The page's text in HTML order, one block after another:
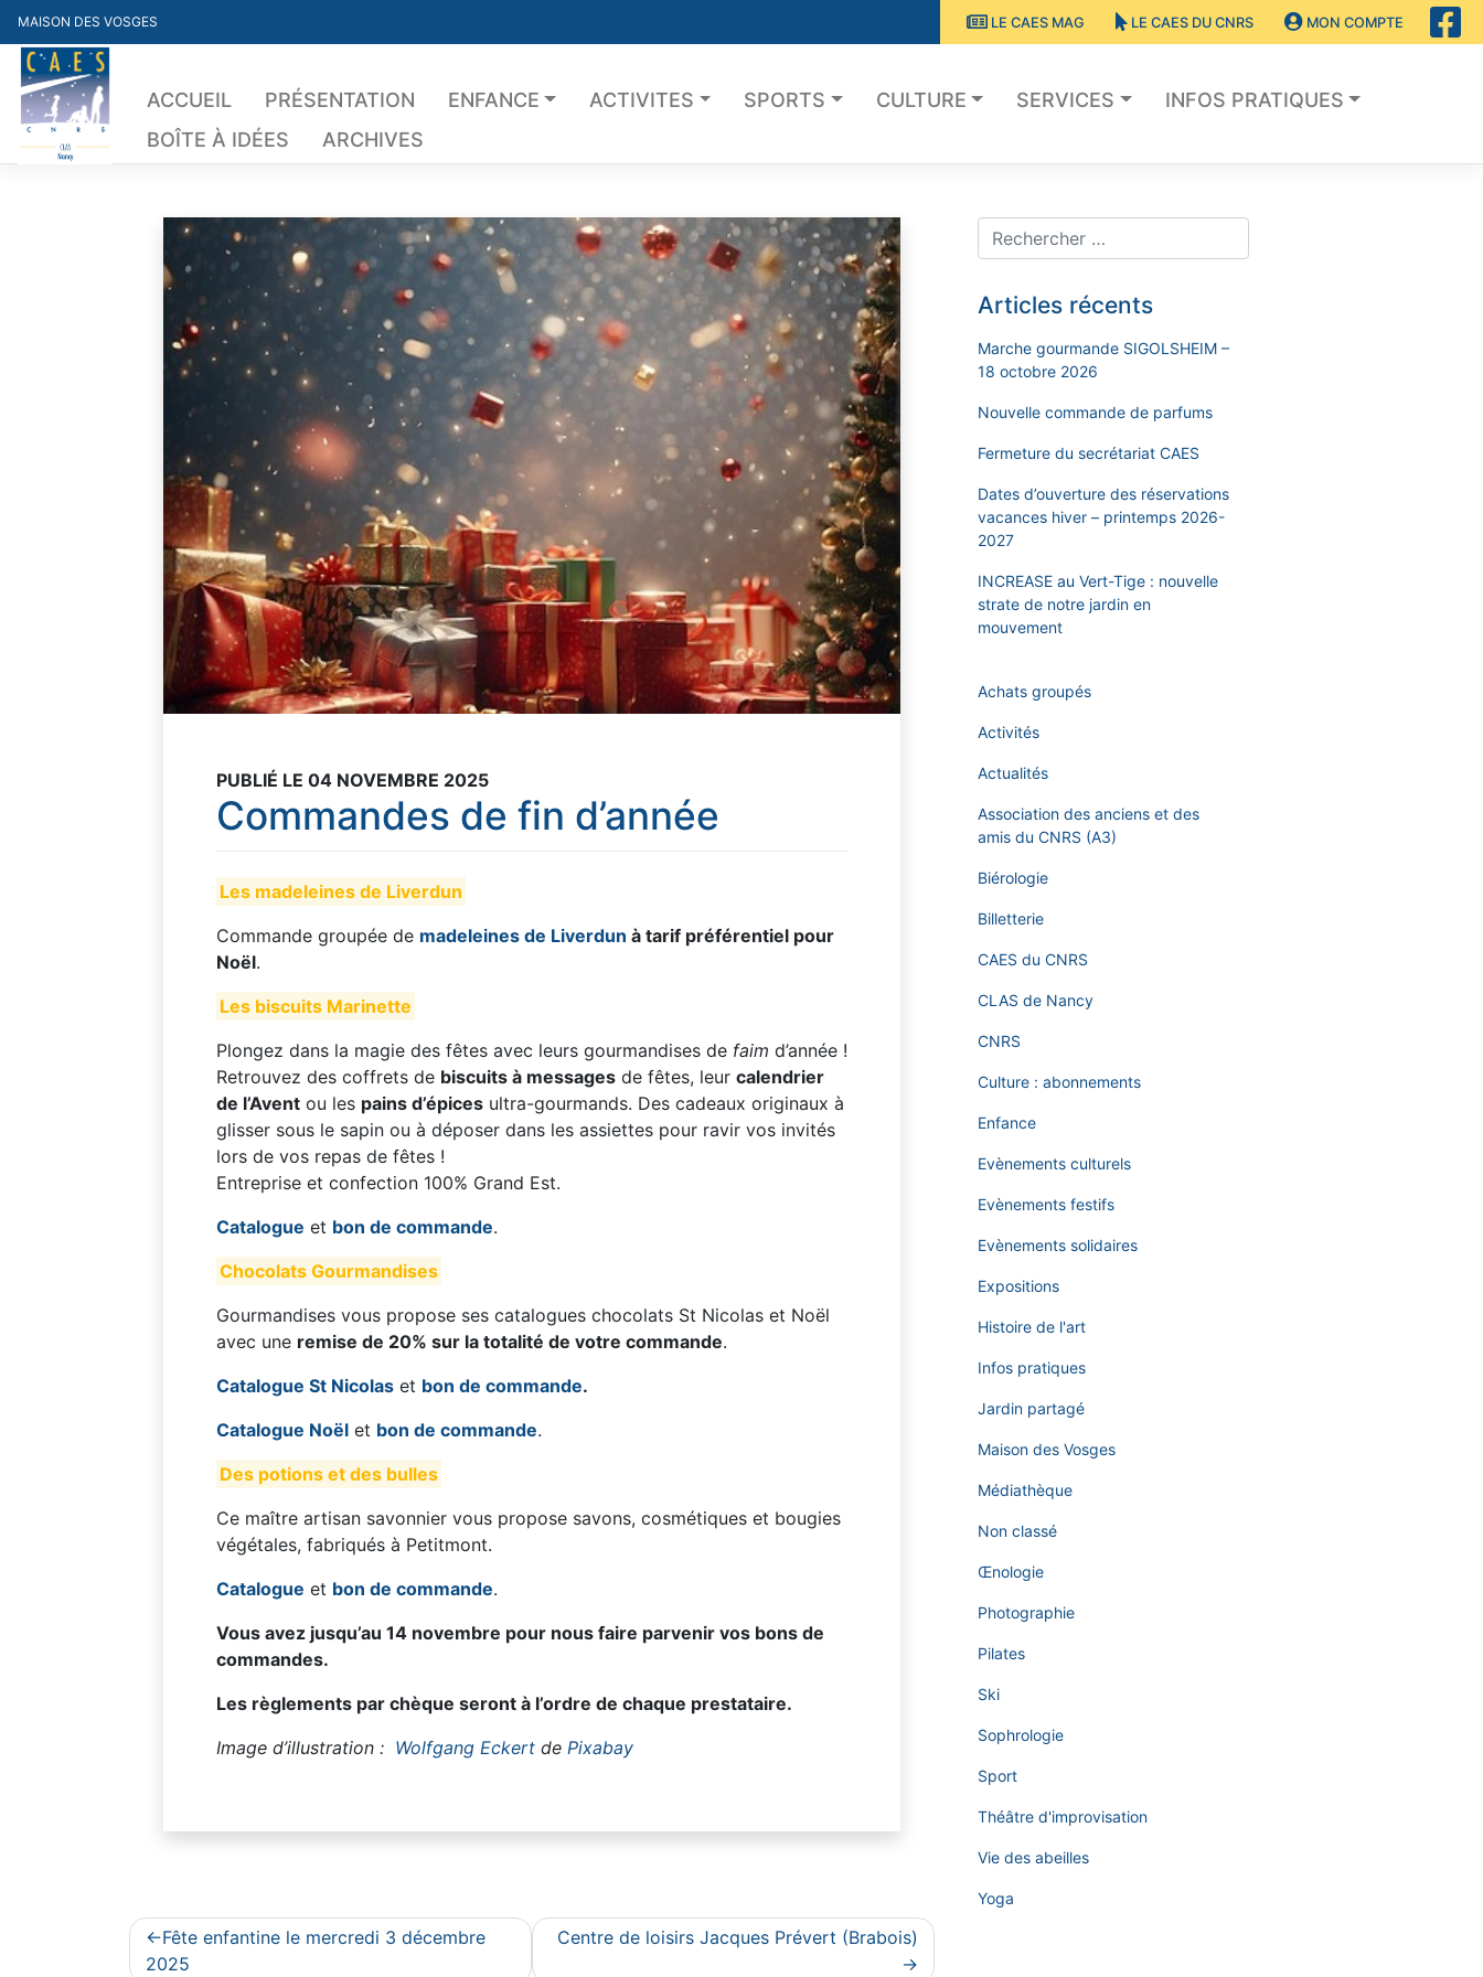
Skip
to
content
MAISON DES VOSGES LE CAES MAG LE CAES DU CNRS MON COMPTE
ACCUEIL PRÉSENTATION ENFANCE ACTIVITES SPORTS CULTURE SERVICES
INFOS PRATIQUES
BOÎTE À IDÉES
ARCHIVES
PUBLIÉ LE 04 NOVEMBRE 2025
Commandes de fin d’année
Les madeleines de Liverdun
Commande groupée de madeleines de Liverdun à tarif préférentiel pour
Noël.
Les biscuits Marinette
Plongez dans la magie des fêtes avec leurs gourmandises de faim d’année !
Retrouvez des coffrets de biscuits à messages de fêtes, leur calendrier
de l’Avent ou les pains d’épices ultra-gourmands. Des cadeaux originaux à
glisser sous le sapin ou à déposer dans les assiettes pour ravir vos invités
lors de vos repas de fêtes !
Entreprise et confection 100% Grand Est.
Catalogue et bon de commande.
Chocolats Gourmandises
Gourmandises vous propose ses catalogues chocolats St Nicolas et Noël
avec une remise de 20% sur la totalité de votre commande.
Catalogue St Nicolas et bon de commande.
Catalogue Noël et bon de commande.
Des potions et des bulles
Ce maître artisan savonnier vous propose savons, cosmétiques et bougies
végétales, fabriqués à Petitmont.
Catalogue et bon de commande.
Vous avez jusqu’au 14 novembre pour nous faire parvenir vos bons de
commandes.
Les règlements par chèque seront à l’ordre de chaque prestataire.
Image d’illustration : Wolfgang Eckert de Pixabay
Navigation
Fête enfantine le mercredi 3 décembre
2025
Centre de loisirs Jacques Prévert (Brabois)
Articles récents
Marche gourmande SIGOLSHEIM –
18 octobre 2026
Nouvelle commande de parfums
Fermeture du secrétariat CAES
Dates d’ouverture des réservations
vacances hiver – printemps 2026-
2027
INCREASE au Vert-Tige : nouvelle
strate de notre jardin en
mouvement
Achats groupés
Activités
Actualités
Association des anciens et des
amis du CNRS (A3)
Biérologie
Billetterie
CAES du CNRS
CLAS de Nancy
CNRS
Culture : abonnements
Enfance
Evènements culturels
Evènements festifs
Evènements solidaires
Expositions
Histoire de l'art
Infos pratiques
Jardin partagé
Maison des Vosges
Médiathèque
Non classé
Œnologie
Photographie
Pilates
Ski
Sophrologie
Sport
Théâtre d'improvisation
Vie des abeilles
Yoga